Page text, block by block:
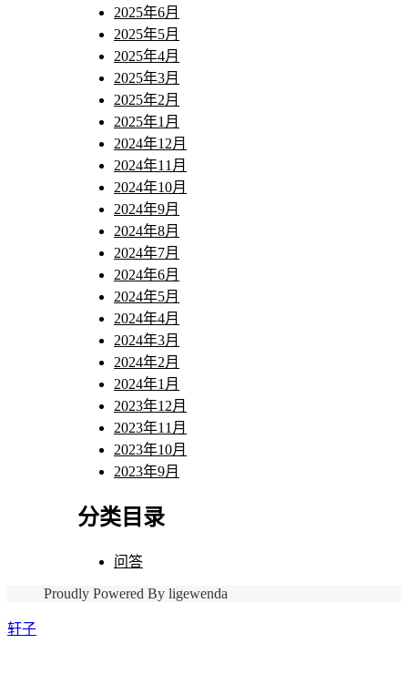
2025年6月
2025年5月
2025年4月
2025年3月
2025年2月
2025年1月
2024年12月
2024年11月
2024年10月
2024年9月
2024年8月
2024年7月
2024年6月
2024年5月
2024年4月
2024年3月
2024年2月
2024年1月
2023年12月
2023年11月
2023年10月
2023年9月
分类目录
问答
Proudly Powered By ligewenda
轩子